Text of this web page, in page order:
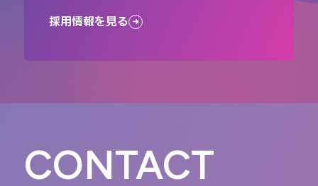
採用情報を見る
CONTACT